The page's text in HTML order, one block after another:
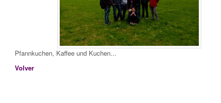
Pfannkuchen, Kaffee und Kuchen...
Volver